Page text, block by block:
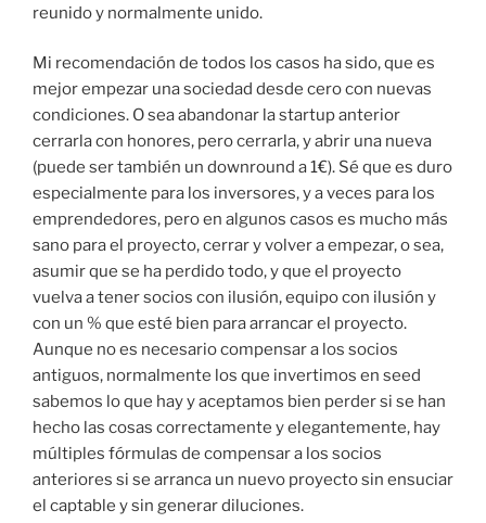
reunido y normalmente unido.
Mi recomendación de todos los casos ha sido, que es
mejor empezar una sociedad desde cero con nuevas
condiciones. O sea abandonar la startup anterior
cerrarla con honores, pero cerrarla, y abrir una nueva
(puede ser también un downround a 1€). Sé que es duro
especialmente para los inversores, y a veces para los
emprendedores, pero en algunos casos es mucho más
sano para el proyecto, cerrar y volver a empezar, o sea,
asumir que se ha perdido todo, y que el proyecto
vuelva a tener socios con ilusión, equipo con ilusión y
con un % que esté bien para arrancar el proyecto.
Aunque no es necesario compensar a los socios
antiguos, normalmente los que invertimos en seed
sabemos lo que hay y aceptamos bien perder si se han
hecho las cosas correctamente y elegantemente, hay
múltiples fórmulas de compensar a los socios
anteriores si se arranca un nuevo proyecto sin ensuciar
el captable y sin generar diluciones.